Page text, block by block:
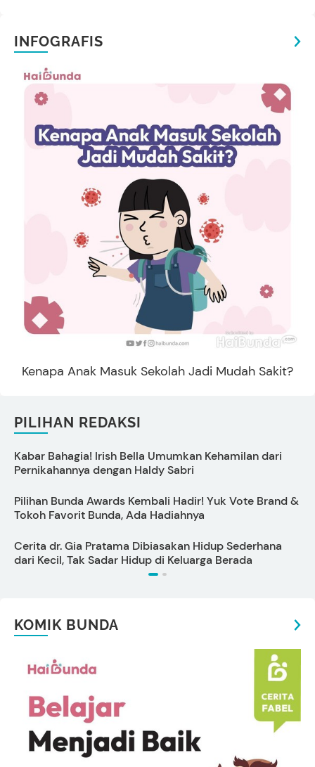
INFOGRAFIS
Kenapa Anak Masuk Sekolah Jadi Mudah Sakit?
PILIHAN REDAKSI
Kabar Bahagia! Irish Bella Umumkan Kehamilan dari
Pernikahannya dengan Haldy Sabri
Pilihan Bunda Awards Kembali Hadir! Yuk Vote Brand &
Tokoh Favorit Bunda, Ada Hadiahnya
Cerita dr. Gia Pratama Dibiasakan Hidup Sederhana
dari Kecil, Tak Sadar Hidup di Keluarga Berada
KOMIK BUNDA